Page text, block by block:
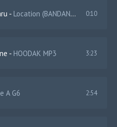
- Location (BANDANA 2) 0:10
- HOODAK MP3 3:23
A G6 2:54